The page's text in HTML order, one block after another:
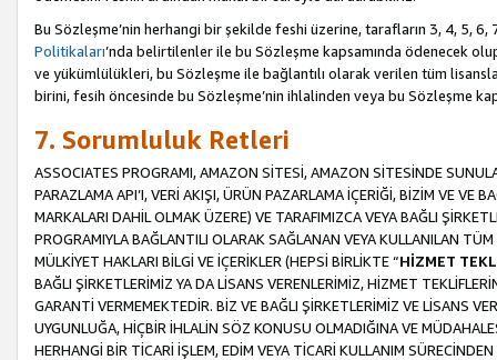
Bu Sözleşme’nin herhangi bir şekilde feshi üzerine, tarafların 3, 4, 5,
Politikaları’nda belirtilenler ile bu Sözleşme kapsamında ödenecek
ve yükümlülükleri, bu Sözleşme ile bağlantılı olarak verilen tüm
birini, fesih öncesinde bu Sözleşme’nin ihlalinden veya bu Sözleşme
7. Sorumluluk Retleri
ASSOCIATES PROGRAMI, AMAZON SİTESİ, AMAZON SİTESİNDE
PARAZLAMA API’I, VERİ AKIŞI, ÜRÜN PAZARLAMA İÇERİĞİ, BİZİM VE VE
MARKALARI DAHİL OLMAK ÜZERE) VE TARAFIMIZCA VEYA BAĞLI
PROGRAMIYLA BAĞLANTILI OLARAK SAĞLANAN VEYA KULLANILAN
MÜLKİYET HAKLARI BİLGİ VE İÇERİKLER (HEPSİ BİRLİKTE “HİZMET
BAĞLI ŞİRKETLERİMİZ YA DA LİSANS VERENLERİMİZ, HİZMET
GARANTİ VERMEMEKTEDİR. BİZ VE BAĞLI ŞİRKETLERİMİZ VE LİSANS
UYGUNLUĞA, HİÇBİR İHLALİN SÖZ KONUSU OLMADIĞINA VE
HERHANGİ BİR TİCARİ İŞLEM, EDİM VEYA TİCARİ KULLANIM